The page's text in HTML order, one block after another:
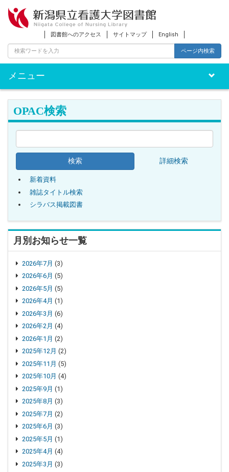
図書館へのアクセス サイトマップ English
ページ内検索
Toggle
メニュー
OPAC検索
詳細検索
新着資料
雑誌タイトル検索
シラバス掲載図書
月別お知らせ一覧
2026年7月 (3)
2026年6月 (5)
2026年5月 (5)
2026年4月 (1)
2026年3月 (6)
2026年2月 (4)
2026年1月 (2)
2025年12月 (2)
2025年11月 (5)
2025年10月 (4)
2025年9月 (1)
2025年8月 (3)
2025年7月 (2)
2025年6月 (3)
2025年5月 (1)
2025年4月 (4)
2025年3月 (3)